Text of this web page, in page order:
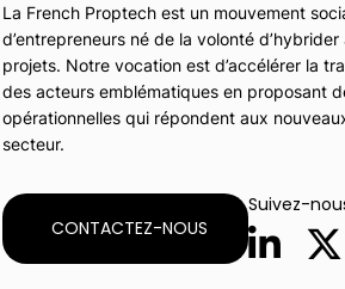
La French Proptech est un mouvement
d’entrepreneurs né de la volonté
projets. Notre vocation est d’accélérer la
des acteurs emblématiques en proposant
opérationnelles qui répondent aux
secteur.
CONTACTEZ-NOUS
Suivez-